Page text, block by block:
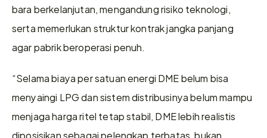
bara berkelanjutan, mengandung risiko teknologi,
serta memerlukan struktur kontrak jangka panjang
agar pabrik beroperasi penuh.
“Selama biaya per satuan energi DME belum bisa
menyaingi LPG dan sistem distribusinya belum mampu
menjaga harga ritel tetap stabil, DME lebih realistis
diposisikan sebagai pelengkap terbatas, bukan